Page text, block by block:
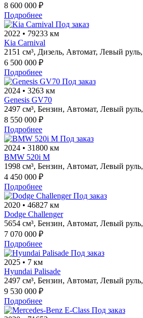
8 600 000 ₽
Подробнее
Под заказ
2022 • 79233 км
Kia Carnival
2151 см³, Дизель, Автомат, Левый руль,
6 500 000 ₽
Подробнее
Под заказ
2024 • 3263 км
Genesis GV70
2497 см³, Бензин, Автомат, Левый руль,
8 550 000 ₽
Подробнее
Под заказ
2024 • 31800 км
BMW 520i M
1998 см³, Бензин, Автомат, Левый руль,
4 450 000 ₽
Подробнее
Под заказ
2020 • 46827 км
Dodge Challenger
5654 см³, Бензин, Автомат, Левый руль,
7 070 000 ₽
Подробнее
Под заказ
2025 • 7 км
Hyundai Palisade
2497 см³, Бензин, Автомат, Левый руль,
9 530 000 ₽
Подробнее
Под заказ